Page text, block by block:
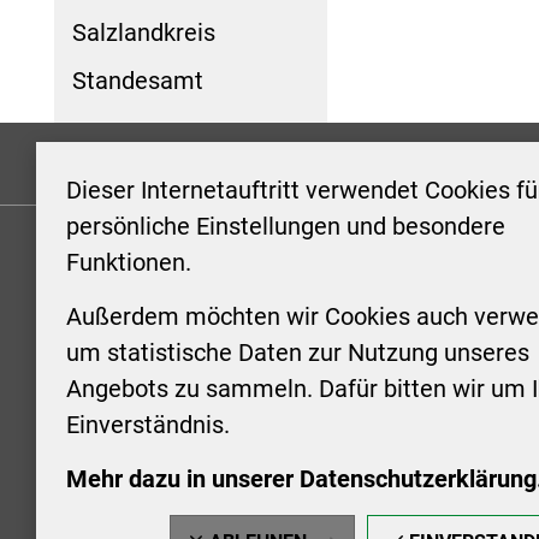
Dieser Internetauftritt verwendet Cookies
persönliche Einstellungen und besondere
Funktionen.
Außerdem möchten wir Cookies auch
um statistische Daten zur Nutzung unseres
Angebots zu sammeln. Dafür bitten wir um
Einverständnis.
Mehr dazu in unserer
Salzlandkreis
Standesamt
KONTAKT
Stadt Aschersleben
Markt 1
06449 Aschersleben
+49 3473 958-0
stadt@aschersleben.de
https://www.aschersleben.de/
Montag:
Uhr
Uhr
vorheriger